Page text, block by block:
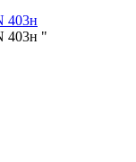
403н
403н "